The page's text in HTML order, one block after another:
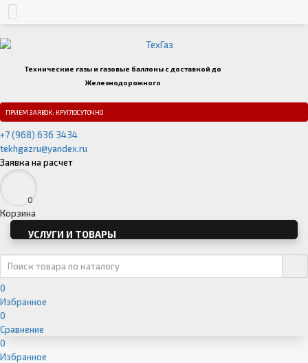
Технические газы и газовые баллоны с доставкой до
Железнодорожного
ПРИЕМ ЗАЯВОК: КРУГЛОСУТОЧНО
+7 (968) 636 3434
tekhgazru@yandex.ru
Заявка на расчет
0
Корзина
УСЛУГИ И ТОВАРЫ
0
Избранное
0
Сравнение
0
Избранное